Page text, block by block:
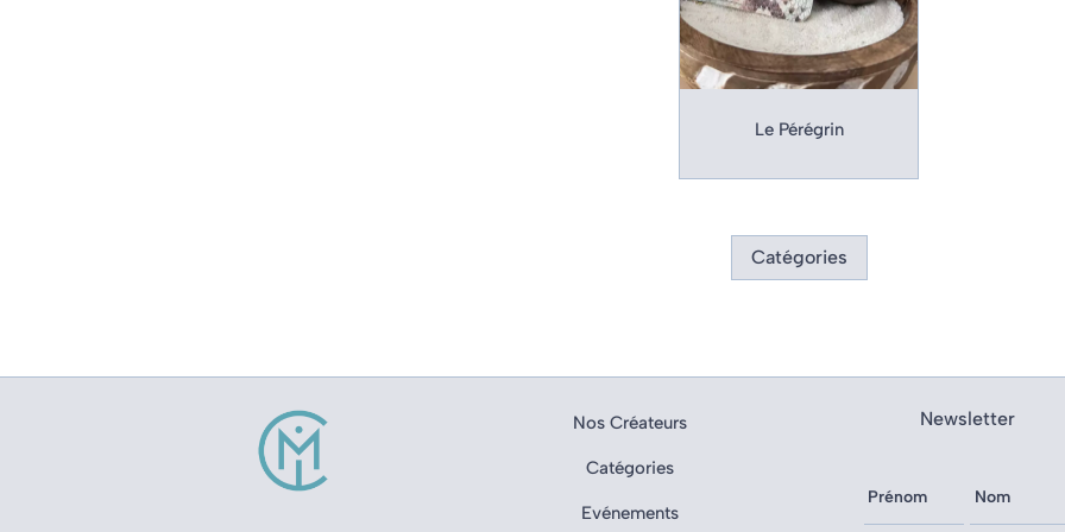
Le Pérégrin
Catégories
Nos Créateurs
Catégories
Evénements
Newsletter